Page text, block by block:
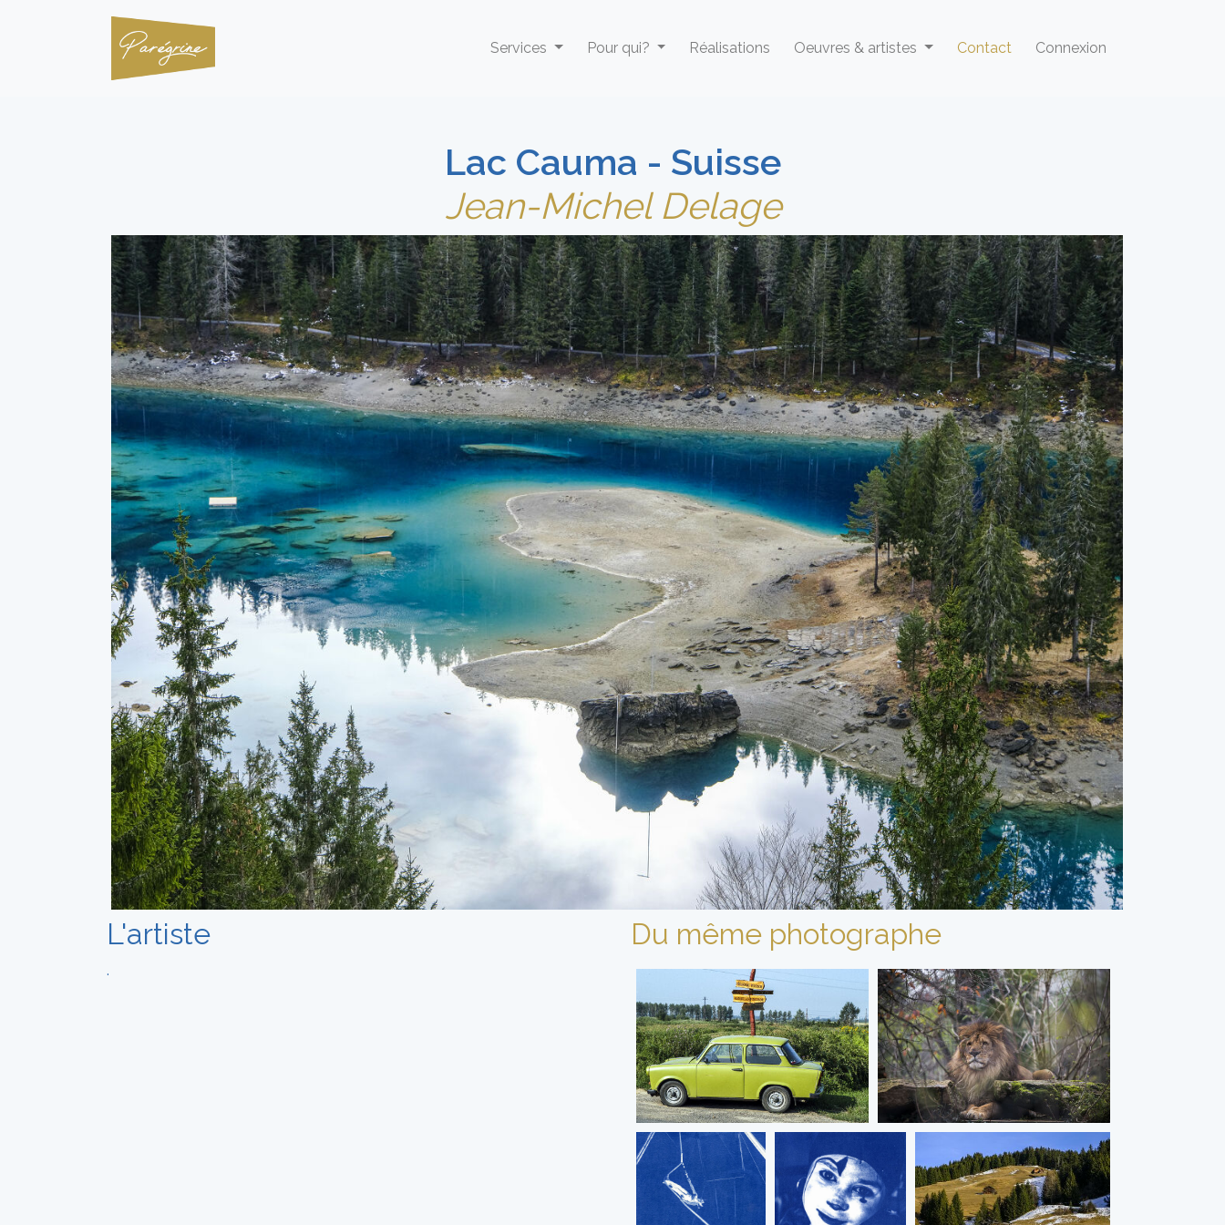
Services Pour qui? Réalisations Oeuvres & artistes Contact Connexion
Lac Cauma - Suisse
Jean-Michel Delage
L'artiste
.
Du même photographe